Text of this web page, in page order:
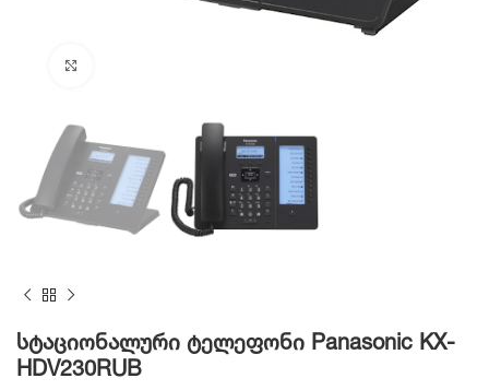
სტაციონალური ტელეფონი Panasonic KX-
HDV230RUB